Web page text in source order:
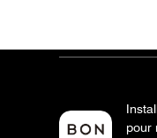
pour